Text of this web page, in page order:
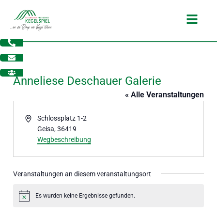
Inhalt
springen
Main
Anneliese Deschauer Galerie
« Alle Veranstaltungen
AdresseSchlossplatz 1-2
Geisa, 36419
Wegbeschreibung
Veranstaltungen an diesem veranstaltungsort
HinweisEs wurden keine Ergebnisse gefunden.